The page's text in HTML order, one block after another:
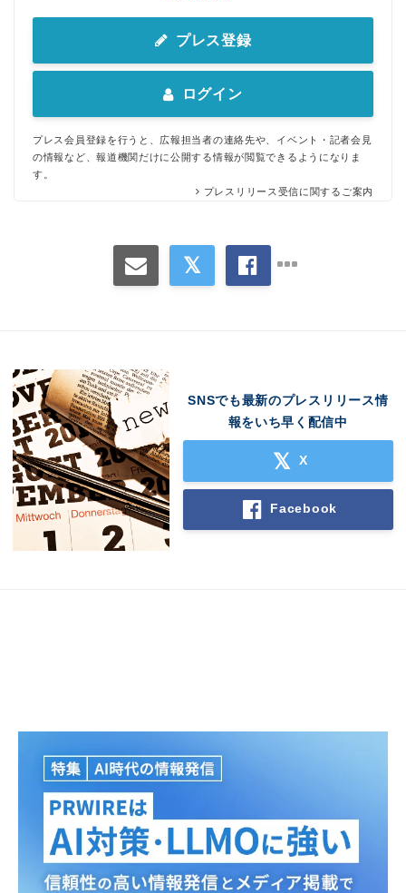
プレス登録
ログイン
プレス会員登録を行うと、広報担当者の連絡先や、イベント・記者会見
の情報など、報道機関だけに公開する情報が閲覧できるようになりま
す。
プレスリリース受信に関するご案内
SNSでも最新のプレスリリース情
報をいち早く配信中
X
Facebook
English